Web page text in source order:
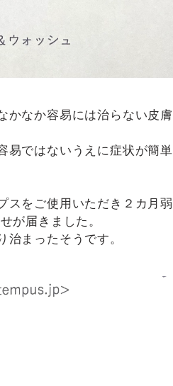
かなか容易には治らない皮膚
易ではないうえに症状が簡単
スをご使用いただき２カ月弱
が届きました。
まったそうです。